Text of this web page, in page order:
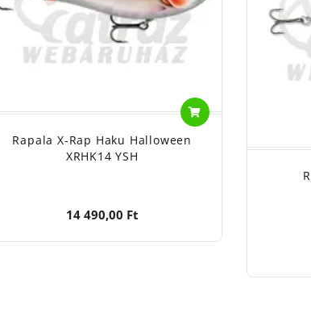
Rapala X-Rap Haku Halloween
XRHK14 YSH
14 490,00 Ft